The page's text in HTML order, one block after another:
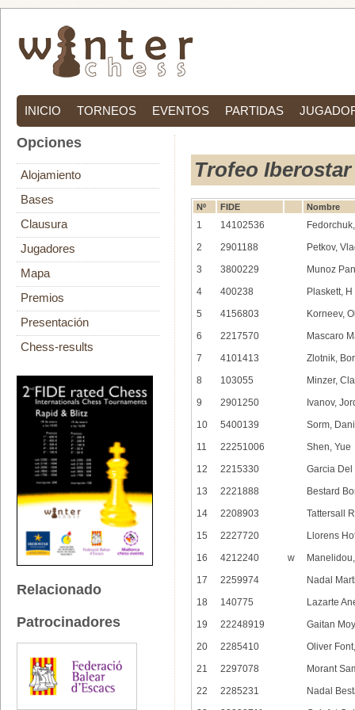
INICIO TORNEOS EVENTOS PARTIDAS
Trofeo Iberostar
Nº FIDE Nombre
1 14102536
2
2901188
Petkov,
3
3800229
Munoz
4
400238
Plaskett,
5
4156803
Korneev,
6
2217570
Mascaro
7
4101413
Zlotnik,
8
103055
Minzer,
9
2901250
Ivanov,
10
5400139
Sorm,
11
22251006
Shen, Yue
12
2215330
Garcia Del
13
2221888
Bestard
14
2208903
Tattersall
15
2227720
Llorens
16
4212240 w
17
2259974
Nadal
18
140775
Lazarte
19
22248919
Gaitan
20
2285410
Oliver
21
2297078
Morant
22
2285231
Nadal
Opciones
Alojamiento
Bases
Clausura
Jugadores
Mapa
Premios
Presentación
Chess-results
Relacionado
Patrocinadores